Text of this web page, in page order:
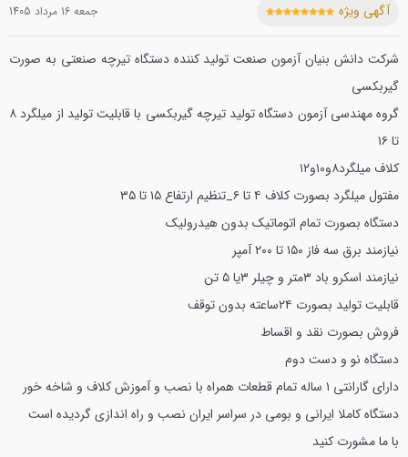
آگهی ویژه جمعه 16 مرداد 1405
شرکت دانش بنیان آزمون صنعت تولید کننده دستگاه تیرچه صنعتی به صورت
گیربکسی
گروه مهندسی آزمون
دستگاه تولید تیرچه گیربکسی با قابلیت تولید از میلگرد ۸
تا ۱۶
کلاف میلگرد۸و۱۰و۱۲
مفتول میلگرد بصورت کلاف ۴ تا ۶_تنظیم ارتفاع ۱۵ تا ۳۵
دستگاه بصورت تمام اتوماتیک بدون هیدرولیک
نیازمند برق سه فاز ۱۵۰ تا ۲۰۰ آمپر
نیازمند اسکرو باد ۳متر و چیلر ۳یا ۵ تن
قابلیت تولید بصورت ۲۴ساعته بدون توقف
فروش بصورت نقد و اقساط
دستگاه نو و دست دوم
دارای گارانتی ۱ ساله تمام قطعات همراه با نصب و آموزش
کلاف و شاخه خور
دستگاه کاملا ایرانی و بومی در سراسر ایران نصب و راه اندازی گردیده است
با ما مشورت کنید